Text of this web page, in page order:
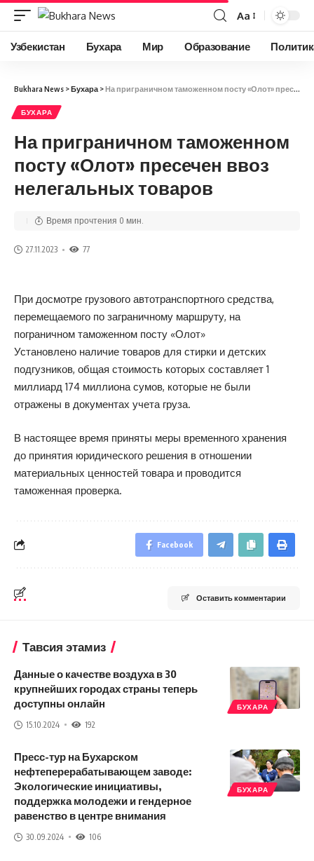
Aa
Узбекистан Бухара Мир Образование
Bukhara News >Бухара >На приграничном таможенном посту «Олот» пресечен ввоз нелегальных товаров
БУХАРА
На приграничном таможенном
посту «Олот» пресечен ввоз
нелегальных товаров
27.11.2023 77
Время прочтения 0 мин.
При досмотре грузового автотранспортного средства,
перемещаемого по заграничному маршруту, на
пограничном таможенном посту «Олот»
Установлено наличие товаров для стирки и детских
подгузников, общая стоимость которых составляет 1
миллиард 174 миллиона сумов, которые не были
отражены в документах учета груза.
В настоящее время приняты меры временного хранения
до принятия юридического решения в отношении
материальных ценностей товара и проводится
таможенная проверка.
Facebook
Оставить комментарии
Тавсия этамиз
БУХАРА
Данные о качестве воздуха в 30
крупнейших городах страны теперь
доступны онлайн
15.10.2024 192
БУХАРА
Пресс-тур на Бухарском
нефтеперерабатывающем заводе:
Экологические инициативы,
поддержка молодежи и гендерное
равенство в центре внимания
30.09.2024 106